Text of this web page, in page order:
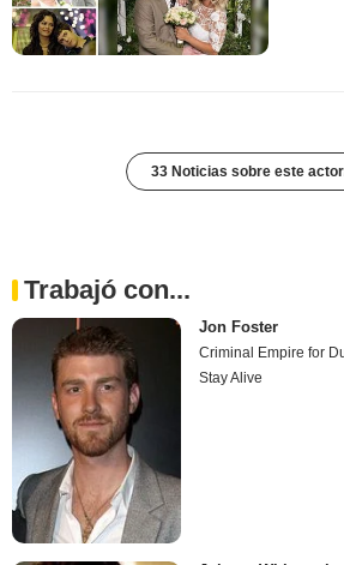
33 Noticias sobre este
Trabajó con...
Jon Foster
Criminal Empire for
Stay Alive